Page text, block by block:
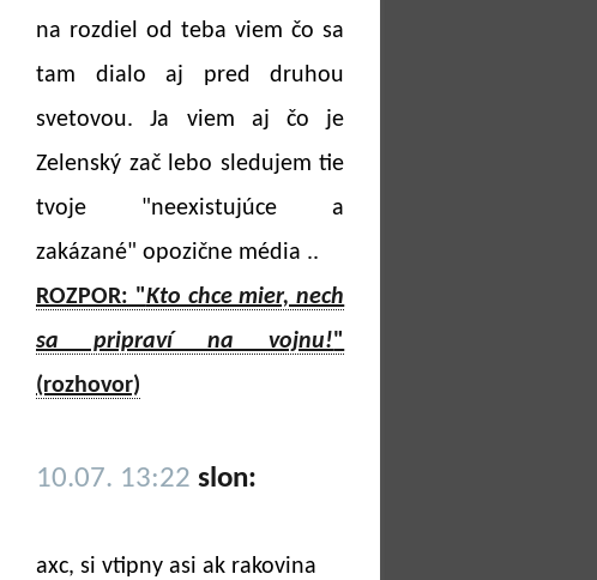
na rozdiel od teba viem čo sa
tam dialo aj pred druhou
svetovou. Ja viem aj čo je
Zelenský zač lebo sledujem tie
tvoje "neexistujúce a
zakázané" opozične média ..
ROZPOR: "Kto chce mier, nech
sa pripraví na vojnu!"
(rozhovor)
10.07. 13:22 slon:
axc, si vtipny asi ak rakovina